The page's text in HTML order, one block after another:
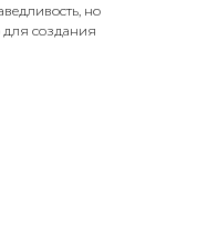
но
создания